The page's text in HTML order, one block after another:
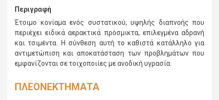
Περιγραφή
Έτοιμο κονίαμα ενός συστατικού, υψηλής διαπνοής που
περιέχει ειδικά αερακτικά πρόσμικτα, επιλεγμένα αδρανή
και τσιμέντα. Η σύνθεση αυτή το καθιστά κατάλληλο για
αντιμετώπιση και αποκατάσταση των προβλημάτων που
εμφανίζονται σε τοιχοποιίες με ανοδική υγρασία.
ΠΛΕΟΝΕΚΤΗΜΑΤΑ